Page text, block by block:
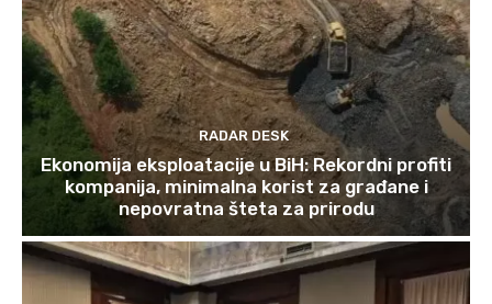
RADAR DESK
Ekonomija eksploatacije u BiH: Rekordni profiti
kompanija, minimalna korist za građane i
nepovratna šteta za prirodu